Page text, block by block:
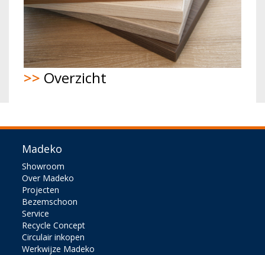
>> Overzicht
Madeko
Showroom
Over Madeko
Projecten
Bezemschoon
Service
Recycle Concept
Circulair inkopen
Werkwijze Madeko